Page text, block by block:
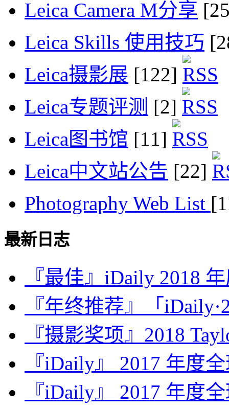
Leica Camera M分享
Leica Skills 使用技巧
Leica摄影展 [122]
Leica专题评测 [2]
Leica图书馆 [11]
Leica中文站公告 [22]
Photography Web List
最新日志
『最佳』iDaily 2018
『年终推荐』「
『摄影奖项』2018
『iDaily』 2017 年度
『iDaily』 2017 年度